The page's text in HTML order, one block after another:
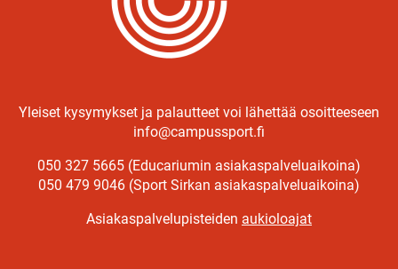
Yleiset kysymykset ja palautteet voi lähettää osoitteeseen
info@campussport.fi
050 327 5665 (Educariumin asiakaspalveluaikoina)
050 479 9046 (Sport Sirkan asiakaspalveluaikoina)
Asiakaspalvelupisteiden aukioloajat